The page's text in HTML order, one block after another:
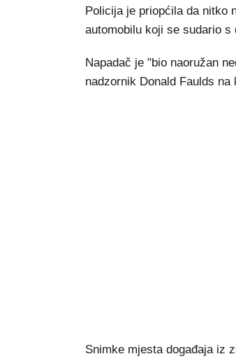
Policija je priopćila da nitko
automobilu koji se sudario s
Napadač je "bio naoružan
nadzornik Donald Faulds
Snimke mjesta događaja iz